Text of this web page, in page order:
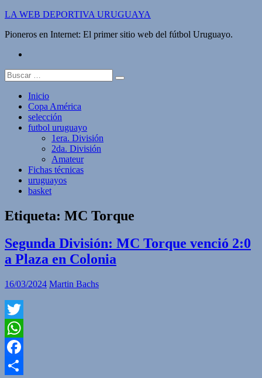
Saltar
contenido
LA WEB DEPORTIVA URUGUAYA
Pioneros en Internet: El primer sitio web del fútbol Uruguayo.
Buscar:
Inicio
Copa América
selección
futbol uruguayo
1era. División
2da. División
Amateur
Fichas técnicas
uruguayos
basket
Etiqueta: MC Torque
Segunda División: MC Torque venció 2:0
a Plaza en Colonia
16/03/2024 Martin Bachs
Twitter
WhatsApp
Facebook